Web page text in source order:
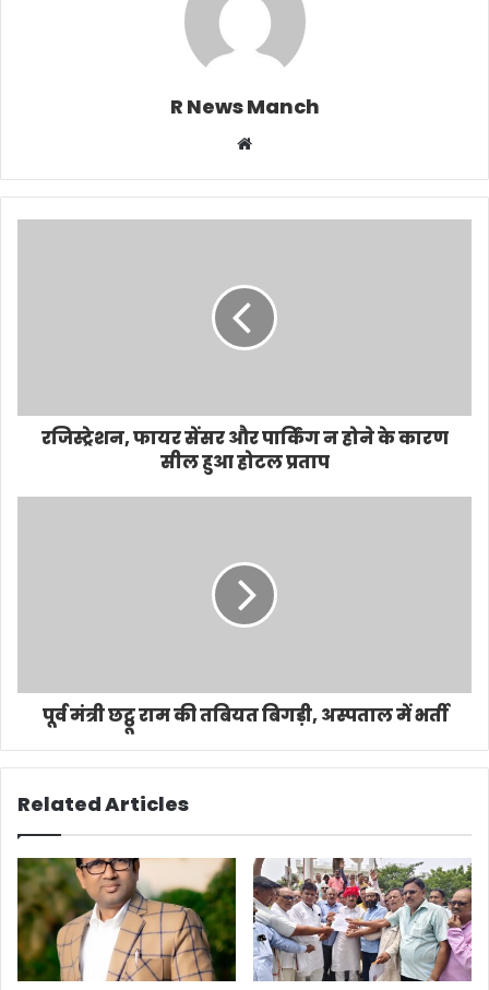
R News Manch
Website
रजिस्ट्रेशन, फायर सेंसर और पार्किंग न होने के कारण
सील हुआ होटल प्रताप
पूर्व मंत्री छट्ठू राम की तबियत बिगड़ी, अस्पताल में भर्ती
Related Articles